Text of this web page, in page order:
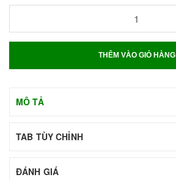
THÊM VÀO GIỎ HÀNG
MÔ TẢ
TAB TÙY CHỈNH
ĐÁNH GIÁ